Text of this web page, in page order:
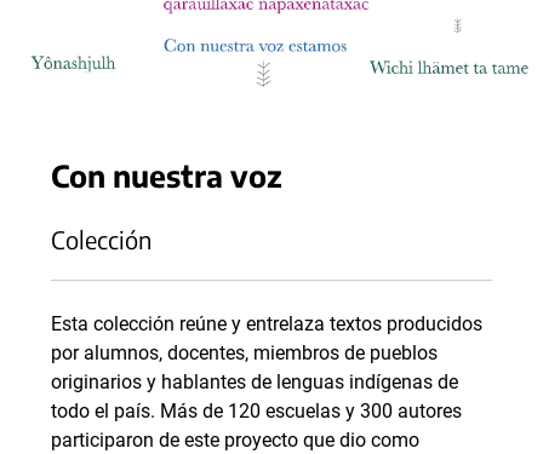
Con nuestra voz
Colección
Esta colección reúne y entrelaza textos producidos
por alumnos, docentes, miembros de pueblos
originarios y hablantes de lenguas indígenas de
todo el país. Más de 120 escuelas y 300 autores
participaron de este proyecto que dio como